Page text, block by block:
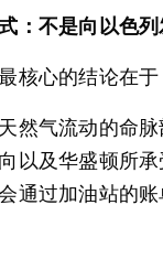
：不是向以色
核心的结论在
然气流动的命
以及华盛顿所
通过加油站的